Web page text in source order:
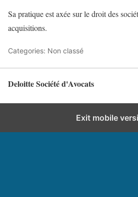
Sa pratique est axée sur le droit des
acquisitions.
Categories: Non classé
Deloitte Société d'Avocats
Exit mobile